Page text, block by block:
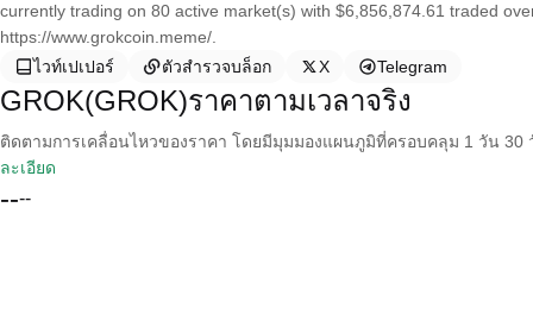
currently trading on 80 active market(s) with $6,856,874.61 traded
https://www.grokcoin.meme/.
ไวท์เปเปอร์
ตัวสำรวจบล็อก X Telegram
GROK(GROK)ราคาตามเวลาจริง
ติดตามการเคลื่อนไหวของราคา โดยมีมุมมองแผนภูมิที่ครอบคลุม 1 วัน 30
ละเอียด
----